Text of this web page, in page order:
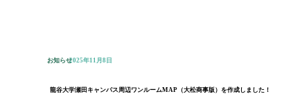
お知らせ2025年11月8日
龍谷大学瀬田キャンパス周辺ワンルームMAP（大松商事版）を作成しました！